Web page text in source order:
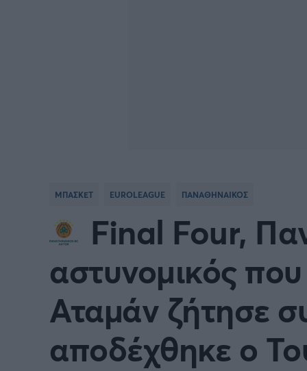
ΜΠΑΣΚΕΤ EUROLEAGUE ΠΑΝΑΘΗΝΑΙΚΟΣ
Final Four,
αστυνομικός
Αταμάν ζήτησε
αποδέχθηκε ο